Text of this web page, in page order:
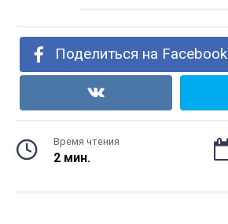
Поделиться на Facebook
Время чтения
2 мин.